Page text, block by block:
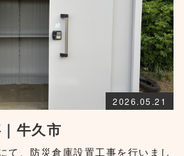
2026.05.21
牛久市
て、防災倉庫設置工事を行いまし